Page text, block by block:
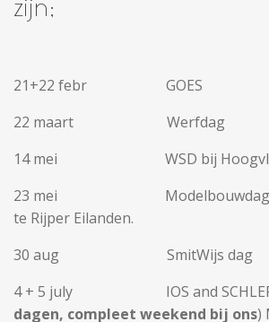
21+22 febr GOES
22 maart Werfdag
14 mei WSD bij
23 mei Modelbouwdag op
te Rijper Eilanden.
30 aug SmitWijs dag
4 + 5 july IOS and
dagen, compleet weekend bij ons)